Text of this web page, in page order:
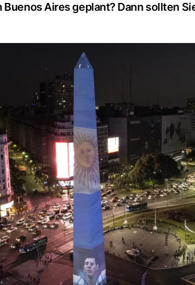
Buenos Aires geplant? Dann sollten